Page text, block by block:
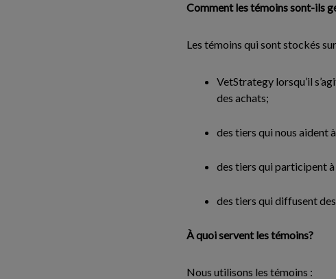
Comment les témoins sont-ils
Les témoins qui sont stockés
VetStrategy lorsqu’il
des achats;
des tiers qui nous aident
des tiers qui participent
des tiers qui diffusent
À quoi servent les témoins?
Nous utilisons les témoins :